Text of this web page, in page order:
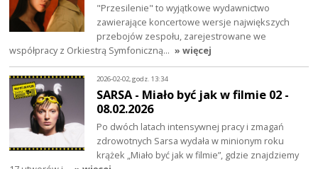
"Przesilenie" to wyjątkowe wydawnictwo
zawierające koncertowe wersje największych
przebojów zespołu, zarejestrowane we
współpracy z Orkiestrą Symfoniczną… » więcej
2026-02-02, godz. 13:34
SARSA - Miało być jak w filmie 02 -
08.02.2026
Po dwóch latach intensywnej pracy i zmagań
zdrowotnych Sarsa wydała w minionym roku
krążek „Miało być jak w filmie”, gdzie znajdziemy